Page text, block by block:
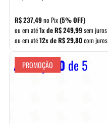
R$237,49no Pix(5% OFF)
ou em até1x deR$249,99sem juros
ou em até12x deR$29,80com juros
Avaliação 0 de 5
PROMOÇÃO